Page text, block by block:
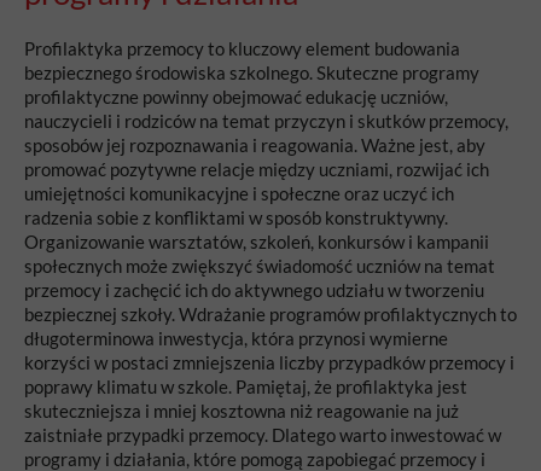
Profilaktyka przemocy to kluczowy element budowania
bezpiecznego środowiska szkolnego. Skuteczne programy
profilaktyczne powinny obejmować edukację uczniów,
nauczycieli i rodziców na temat przyczyn i skutków przemocy,
sposobów jej rozpoznawania i reagowania. Ważne jest, aby
promować pozytywne relacje między uczniami, rozwijać ich
umiejętności komunikacyjne i społeczne oraz uczyć ich
radzenia sobie z konfliktami w sposób konstruktywny.
Organizowanie warsztatów, szkoleń, konkursów i kampanii
społecznych może zwiększyć świadomość uczniów na temat
przemocy i zachęcić ich do aktywnego udziału w tworzeniu
bezpiecznej szkoły. Wdrażanie programów profilaktycznych to
długoterminowa inwestycja, która przynosi wymierne
korzyści w postaci zmniejszenia liczby przypadków przemocy i
poprawy klimatu w szkole. Pamiętaj, że profilaktyka jest
skuteczniejsza i mniej kosztowna niż reagowanie na już
zaistniałe przypadki przemocy. Dlatego warto inwestować w
programy i działania, które pomogą zapobiegać przemocy i